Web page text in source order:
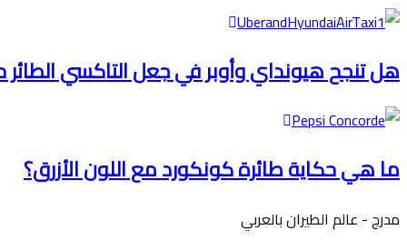
هل تنجح هيونداي وأوبر في جعل التاكسي
ما هي حكاية طائرة كونكورد مع اللون الأزرق؟
مدرج - عالم الطيران بالعربي